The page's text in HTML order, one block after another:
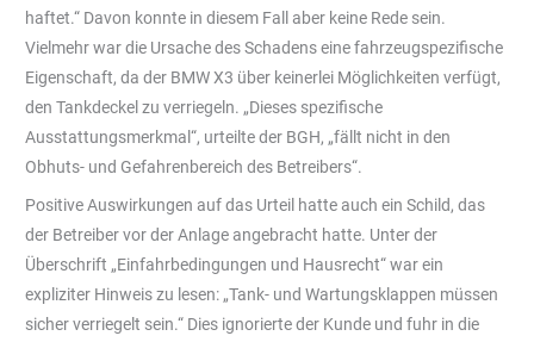
haftet.“ Davon konnte in diesem Fall aber keine Rede sein.
Vielmehr war die Ursache des Schadens eine fahrzeugspezifische
Eigenschaft, da der BMW X3 über keinerlei Möglichkeiten verfügt,
den Tankdeckel zu verriegeln. „Dieses spezifische
Ausstattungsmerkmal“, urteilte der BGH, „fällt nicht in den
Obhuts- und Gefahrenbereich des Betreibers“.
Positive Auswirkungen auf das Urteil hatte auch ein Schild, das
der Betreiber vor der Anlage angebracht hatte. Unter der
Überschrift „Einfahrbedingungen und Hausrecht“ war ein
expliziter Hinweis zu lesen: „Tank- und Wartungsklappen müssen
sicher verriegelt sein.“ Dies ignorierte der Kunde und fuhr in die